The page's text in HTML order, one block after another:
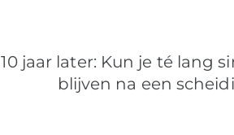
10 jaar later: Kun je té lang
blijven na een